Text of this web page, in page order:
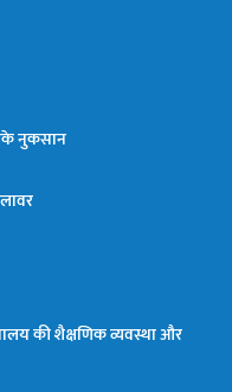
नुकसान
की शैक्षणिक व्यवस्था और